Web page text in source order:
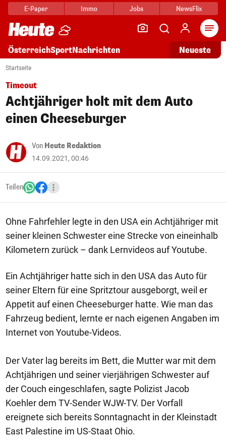
E-Paper Immo Jobs NewsFlix
ÖsterreichSportNachrichten Neueste
Startseite
Timeout
Achtjähriger holt mit dem Auto
einen Cheeseburger
Von Heute Redaktion
14.09.2021, 00:46
Teilen
Ohne Fahrfehler legte in den USA ein Achtjähriger mit
seiner kleinen Schwester eine Strecke von eineinhalb
Kilometern zurück – dank Lernvideos auf Youtube.
Ein Achtjähriger hatte sich in den USA das Auto für
seiner Eltern für eine Spritztour ausgeborgt, weil er
Appetit auf einen Cheeseburger hatte. Wie man das
Fahrzeug bedient, lernte er nach eigenen Angaben im
Internet von Youtube-Videos.
Der Vater lag bereits im Bett, die Mutter war mit dem
Achtjährigen und seiner vierjährigen Schwester auf
der Couch eingeschlafen, sagte Polizist Jacob
Koehler dem TV-Sender WJW-TV. Der Vorfall
ereignete sich bereits Sonntagnacht in der Kleinstadt
East Palestine im US-Staat Ohio.